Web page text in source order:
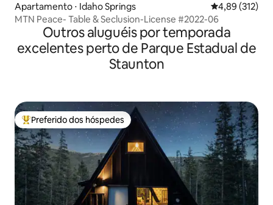
Apartamento ⋅ Idaho Springs 4,89 de uma
4,89 (312)
MTN Peace- Table & Seclusion-License #2022-06
Outros aluguéis por temporada
excelentes perto de Parque Estadual de
Staunton
Entre os melhores preferidos dos hóspedes
Preferido dos hóspedes